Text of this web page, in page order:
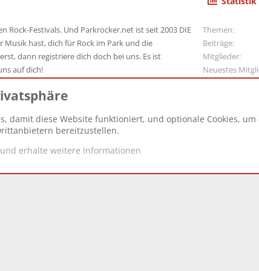
Rock-Festivals. Und Parkrocker.net ist seit 2003 DIE
hast, dich für Rock im Park und die
dann registriere dich doch bei uns. Es ist
auf dich!
Themen
Beiträge
Mitglieder
Neuestes
Deutsch [Du]
damit diese Website funktioniert, und optionale Cookies,
bereitzustellen.
erhalte weitere Informationen